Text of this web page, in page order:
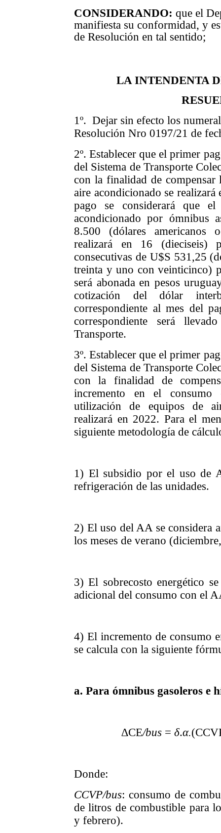
CONSIDERANDO: que el
manifiesta su conformidad, y
de Resolución en tal sentido;
LA INTENDENTA
1º. Dejar sin efecto los
Resolución Nro 0197/21 de
2º. Establecer que el primer
del Sistema de Transporte
con la finalidad de
aire acondicionado se
pago se considerará que
acondicionado por ómnibus
8.500 (dólares
realizará en 16 (dieciseis)
consecutivas de U$S 531,25
treinta y uno con veinticinco)
será abonada en pesos
cotización del dólar
correspondiente al mes del
correspondiente será
Transporte.
3º. Establecer que el primer
del Sistema de Transporte
con la finalidad de
incremento en el
utilización de equipos de
realizará en 2022. Para el
siguiente metodología de
1) El subsidio por el uso de
refrigeración de las unidades.
2) El uso del AA se considera
los meses de verano
3) El sobrecosto energético
adicional del consumo con el
4) El incremento de consumo
se calcula con la siguiente
a. Para ómnibus gasoleros e
∆CE/bus = δ.α.
Donde:
CCVP/bus: consumo de
de litros de combustible para
y febrero).